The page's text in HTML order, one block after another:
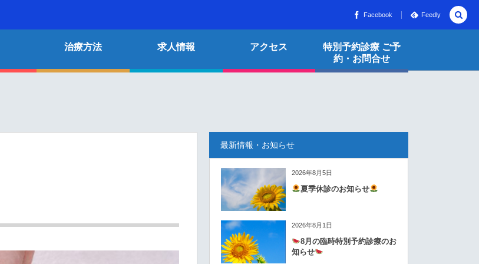
Facebook Feedly
治療方法 求人情報 アクセス
特別予約診療 ご予
約・お問合せ
最新情報・お知らせ
2026年8月5日
夏季休診のお知らせ
2026年8月1日
8月の臨時特別予約診療のお
知らせ